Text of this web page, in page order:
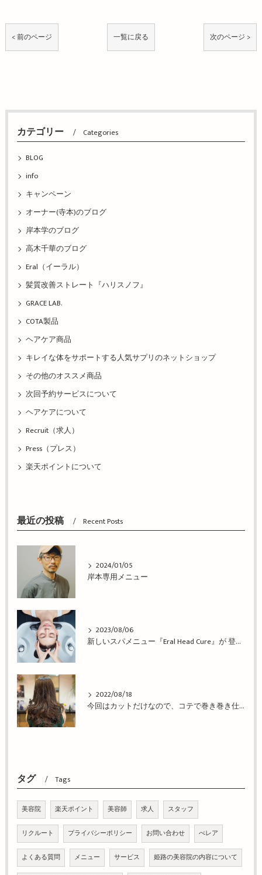
< 前のページ 一覧に戻る 次のページ >
カテゴリー Categories
BLOG
info
キャンペーン
オーナー(寺本)のブログ
岸本学のブログ
高木千華のブログ
Eral（イーラル）
髪質改善ストレート『ハリスノフ』
GRACE LAB.
COTA製品
ヘアケア商品
キレイな体をサポートする人気サプリのネットショップ
その他のオススメ商品
次回予約サービスについて
ヘアケアについて
Recruit（求人）
Press（プレス）
楽天ポイントについて
最近の投稿 Recent Posts
2024/01/05
岸本専用メニュー
2023/08/06
新しいスパメニュー『Eral Head Cure』が 登場！姫路市の美容院BEREA(ベレア)はお客様のキレイを叶える美容室／ヘアサロン
2022/08/18
今回はカットだけなので、コテで巻き巻き仕上げ！姫路市の美容院BEREA(ベレア)はお客様のキレイを叶える美容室／ヘアサロン
タグ Tags
美容院 楽天ポイント 美容師 求人 スタッフ
リクルート プライバシーポリシー お問い合わせ べレア
よくある質問 メニュー サービス 姫路の美容院の内容について